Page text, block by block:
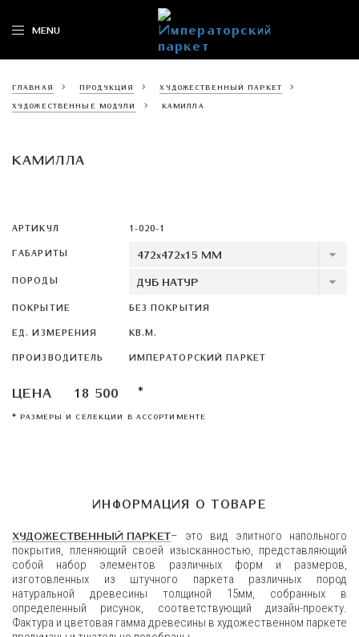
Императорский
MENU
ГЛАВНАЯ ПРОДУКЦИЯ ХУДОЖЕСТВЕННЫЙ ПАРКЕТ
ХУДОЖЕСТВЕННЫЕ МОДУЛИ КАМИЛЛА
КАМИЛЛА
АРТИКУЛ 1-020-1
ГАБАРИТЫ
ПОРОДЫ
ПОКРЫТИЕ БЕЗ ПОКРЫТИЯ
ЕД. ИЗМЕРЕНИЯ КВ.М.
ПРОИЗВОДИТЕЛЬ ИМПЕРАТОРСКИЙ ПАРКЕТ
ЦЕНА 18 500 ✱
✱ РАЗМЕРЫ И СЕЛЕКЦИИ В АССОРТИМЕНТЕ
ИНФОРМАЦИЯ О ТОВАРЕ
ХУДОЖЕСТВЕННЫЙ ПАРКЕТ– это вид элитного напольного
покрытия, пленяющий своей изысканностью, представляющий
собой набор элементов различных форм и размеров,
изготовленных из штучного паркета различных пород
натуральной древесины толщиной 15мм, собранных в
определенный рисунок, соответствующий дизайн-проекту.
Фактура и цветовая гамма древесины в художественном паркете